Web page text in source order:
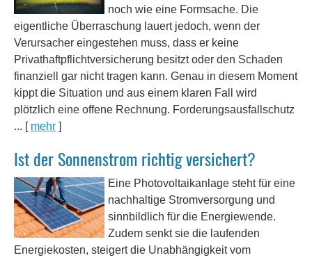
noch wie eine Formsache. Die
eigentliche Überraschung lauert jedoch, wenn der
Verursacher eingestehen muss, dass er keine
Privathaftpflichtversicherung besitzt oder den Schaden
finanziell gar nicht tragen kann. Genau in diesem Moment
kippt die Situation und aus einem klaren Fall wird
plötzlich eine offene Rechnung. Forderungsausfallschutz
... [ mehr ]
Ist der Sonnenstrom richtig versichert?
Eine Photovoltaikanlage steht für eine
nachhaltige Stromversorgung und
sinnbildlich für die Energiewende.
Zudem senkt sie die laufenden
Energiekosten, steigert die Unabhängigkeit vom